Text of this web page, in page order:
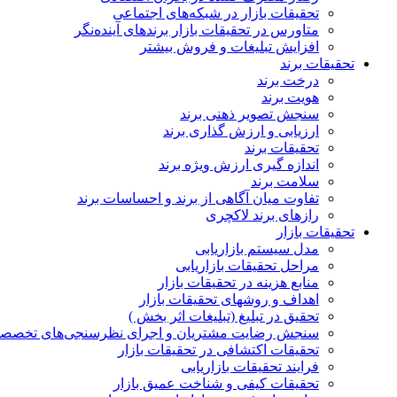
تحقیقات بازار در شبکه‌های اجتماعی
متاورس در تحقیقات بازار برندهای آینده‌نگر
افزایش تبلیغات و فروش بیشتر
تحقیقات برند
درخت برند
هویت برند
سنجش تصویر ذهنی برند
ارزیابی و ارزش گذاری برند
تحقیقات برند
اندازه گیری ارزش ویژه برند
سلامت برند
تفاوت میان آگاهی از برند و احساسات برند
رازهای برند لاکچری
تحقیقات بازار
مدل سیستم بازاریابی
مراحل تحقیقات بازاریابی
منابع هزینه در تحقیقات بازار
اهداف و روشهای تحقیقات بازار
تحقیق در تبلیغ (تبلیغات اثر بخش )
سنجش رضایت مشتریان و اجرای نظرسنجی‌های
تحقیقات اکتشافی در تحقیقات بازار
فرایند تحقیقات بازاریابی
تحقیقات کیفی و شناخت عمیق بازار